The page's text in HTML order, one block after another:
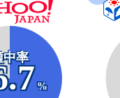
中率
%